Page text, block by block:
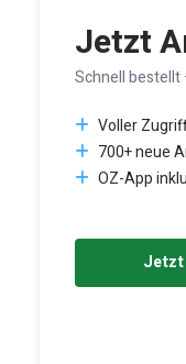
Jetzt
Schnell bestellt
Voller
700+ neue
OZ-App
Jetzt